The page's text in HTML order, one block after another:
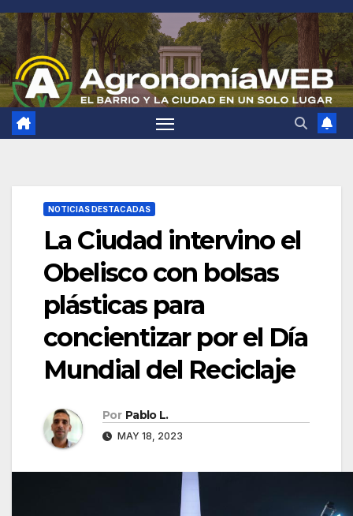
Saltar
al
contenido
NOTICIAS DESTACADAS
La Ciudad intervino el
Obelisco con bolsas
plásticas para
concientizar por el Día
Mundial del Reciclaje
Por Pablo L.
MAY 18, 2023